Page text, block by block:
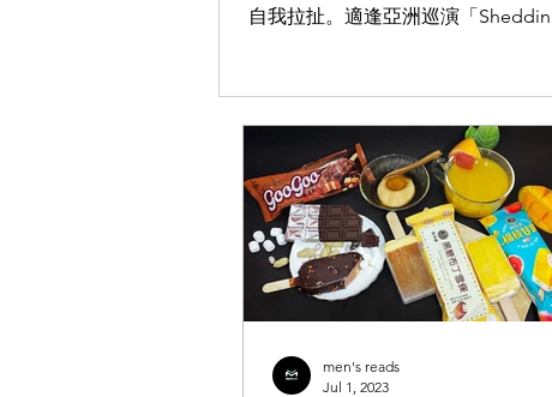
自我拉扯。適逢亞洲巡演「
換骨的巨變故事。但 Andr 的回應
礡的大型音樂節，也有極近距離、
men's reads
Jul 1, 2023